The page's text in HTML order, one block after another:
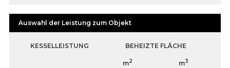
Auswahl der Leistung zum Objekt
KESSELLEISTUNG BEHEIZTE FLÄCHE
m2 m3